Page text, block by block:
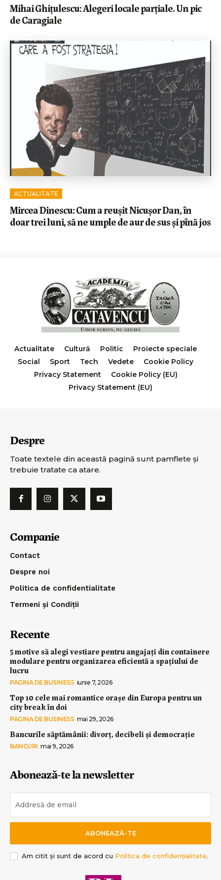
Mihai Ghițulescu: Alegeri locale parțiale. Un pic
de Caragiale
ACTUALITATE
Mircea Dinescu: Cum a reușit Nicușor Dan, în
doar trei luni, să ne umple de aur de sus și pînă jos
Actualitate Cultură Politic
Proiecte speciale
Social
Sport Tech Vedete
Cookie Policy
Privacy Statement
Cookie Policy (EU)
Privacy Statement (EU)
Despre
Toate textele din această pagină sunt pamflete şi
trebuie tratate ca atare.
Companie
Contact
Despre noi
Politica de confidentialitate
Termeni și Condiții
Recente
5 motive să alegi vestiare pentru angajați din containere
modulare pentru organizarea eficientă a spațiului de
lucru
PAGINA DE BUSINESS iunie 7, 2026
Top 10 cele mai romantice orașe din Europa pentru un
city break în doi
PAGINA DE BUSINESS mai 29, 2026
Bancurile săptămânii: divorț, decibeli și democrație
BANCURI mai 9, 2026
Abonează-te la newsletter
ABONEAZĂ-TE
Am citit și sunt de acord cu Politica de confidențialitate.